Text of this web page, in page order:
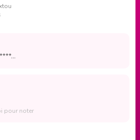
pour noter